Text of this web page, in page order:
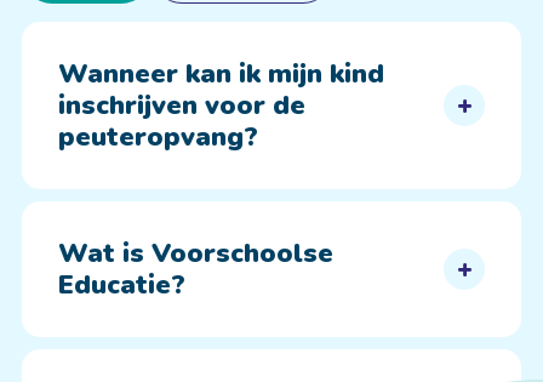
Wanneer kan ik mijn kind
inschrijven voor de
peuteropvang?
Wat is Voorschoolse
Educatie?